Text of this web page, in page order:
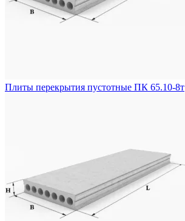
Плиты перекрытия пустотные ПК 65.10-8т